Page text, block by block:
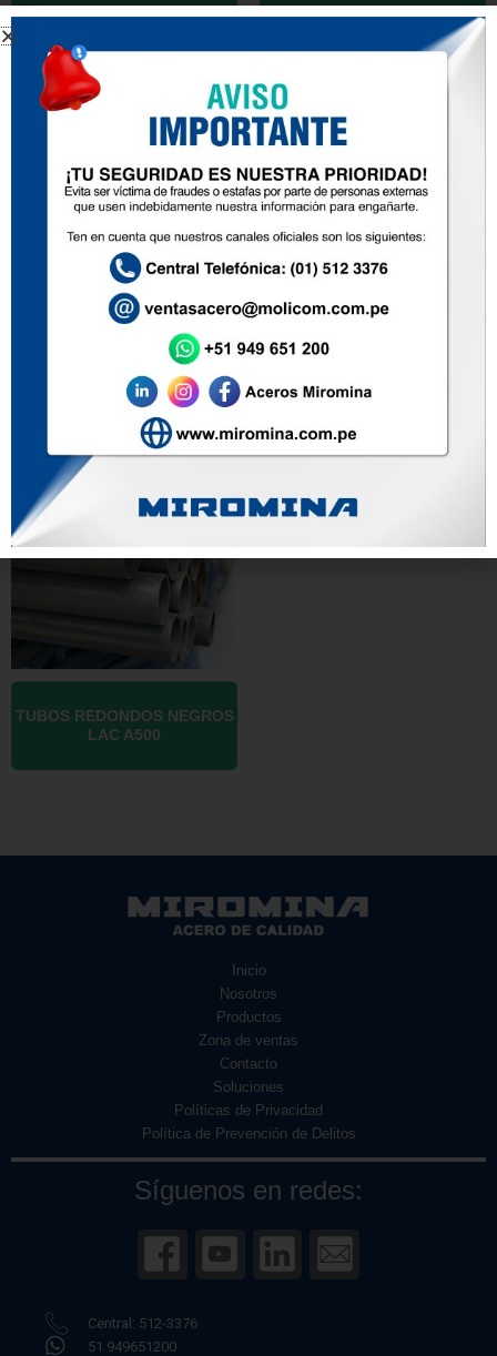
TUBOS RECTANGULARES
NEGROS LAC A500
GALVANIZADOS LAC A500
TUBOS REDONDOS NEGROS
LAC A500
Inicio
Nosotros
Productos
Zona de ventas
Contacto
Soluciones
Políticas de Privacidad
Política de Prevención de Delitos
Síguenos en redes:
Central: 512-3376
51 949651200